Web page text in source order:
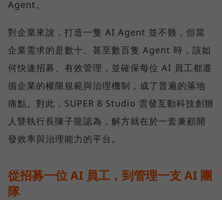
Agent。
對企業來說，打造一隻 AI Agent 並不難，但當
企業需求的是數十、甚至數百隻 Agent 時，該如
何快速招募、有效管理，並確保每位 AI 員工都遵
循企業的權限規範與治理機制，成了普遍的落地
痛點。對此，SUPER 8 Studio 雲發互動科技創辦
人暨執行長陳子龍認為，解方就在於一套兼顧開
發效率與治理能力的平台。
從招募一位 AI 員工，到管理一支 AI 團
隊